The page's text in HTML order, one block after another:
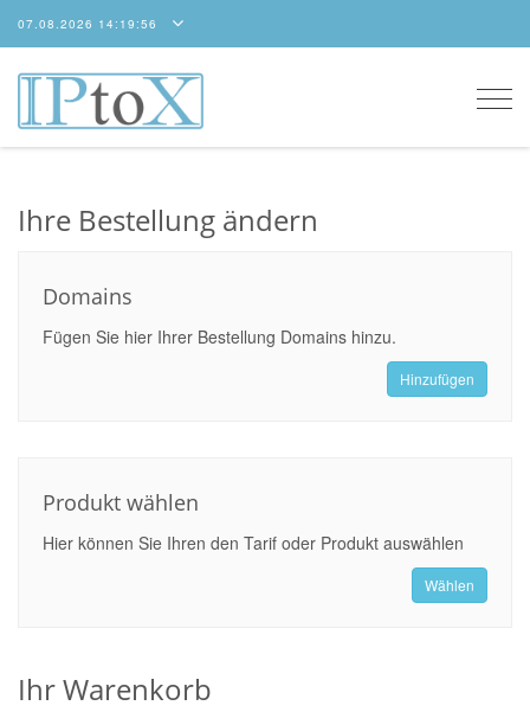
07.08.2026 14:19:56
Ihre Bestellung ändern
Domains
Fügen Sie hier Ihrer Bestellung Domains hinzu.
Hinzufügen
Produkt wählen
Hier können Sie Ihren den Tarif oder Produkt auswählen
Wählen
Ihr Warenkorb